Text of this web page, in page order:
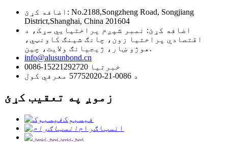
اضافه کړئ: No.2188,Songzheng Road, Songjiang
District,Shanghai, China 201604
اضافه کړئ: نمبر شپږم پراختیایي سړک، د
اقتصادي پراختیا زون، چانګ شینګ کاونټي،
هوژو ښار، ژیجیانګ ولایت، چین.
info@alusunbond.cn
0086-15221292720 خبرتیا
د 0086-21-57752020 معرفي کول
زموږ په تعقیب کړئ
فیسبوک
انسټاګرام
ټویټر